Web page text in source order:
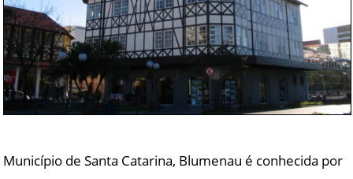
Município de Santa Catarina, Blumenau é conhecida por